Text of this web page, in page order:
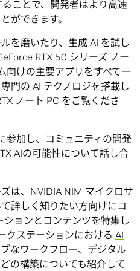
ことで、開発者はより高速
ができます。
を磨いたり、 生成 AI を試し
RTX 50 シリーズ ノー
向けの主要アプリをすべて一
門の AI テクノロジを搭載し
ノート PC をご覧くださ
参加し、コミュニティの開発
AIの可能性について話し合
は、NVIDIA NIM マイクロサ
詳しく知りたい方向けにコ
ションとコンテンツを特集し
クステーションにおける AI
なワークフロー、デジタル
の構築についても紹介して